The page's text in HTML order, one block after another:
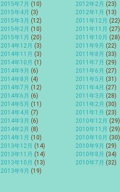
2015年7月 (10)
2015年4月 (3)
2015年3月 (12)
2015年2月 (10)
2015年1月 (20)
2014年12月 (3)
2014年11月 (3)
2014年10月 (1)
2014年9月 (6)
2014年8月 (4)
2014年7月 (12)
2014年6月 (6)
2014年5月 (11)
2014年4月 (7)
2014年3月 (6)
2014年2月 (8)
2014年1月 (10)
2013年12月 (14)
2013年11月 (14)
2013年10月 (13)
2013年9月 (19)
2012年2月 (23)
2012年1月 (13)
2011年12月 (22)
2011年11月 (27)
2011年10月 (28)
2011年9月 (22)
2011年8月 (33)
2011年7月 (29)
2011年6月 (27)
2011年5月 (31)
2011年4月 (27)
2011年3月 (28)
2011年2月 (30)
2011年1月 (23)
2010年12月 (29)
2010年11月 (29)
2010年10月 (30)
2010年9月 (29)
2010年8月 (34)
2010年7月 (32)